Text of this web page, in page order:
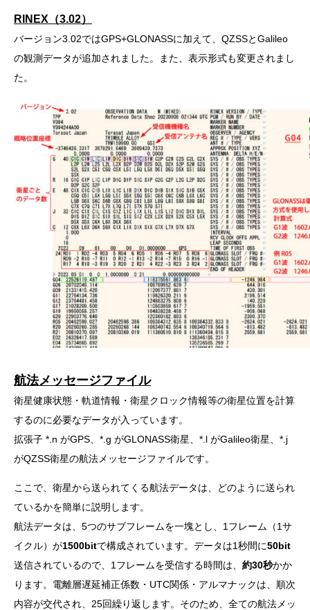
RINEX（3.02）
バージョン3.02ではGPS+GLONASSに加えて、QZSSとGalileo
の観測データが追加されました。また、表示形式も変更されまし
た。
航法メッセージファイル
衛星健康状態・軌道情報・衛星クロック情報等の衛星位置を計算
するのに必要なデータが入っています。
拡張子 *.n がGPS、*.g がGLONASS衛星、*.l がGalileo衛星、*.j
がQZSS衛星の航法メッセージファイルです。
ここで、衛星から送られてくる航法データは、どのように送られ
ているかを簡単に説明します。
航法データは、5つのサブフレームを一塊とし、1フレーム（1サ
イクル）が1500bitで構成されています。データは1秒間に50bit
送信されているので、1フレームを受信する時間は、 約30秒かか
ります。電離層遅延補正係数・UTC関係・アルマナックは、順次
内容が交代され、25回繰り返します。そのため、全ての航法メッ